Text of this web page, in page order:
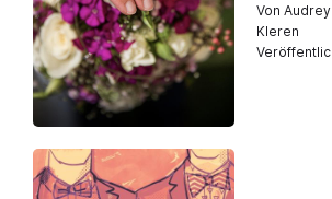
Von
Kleren